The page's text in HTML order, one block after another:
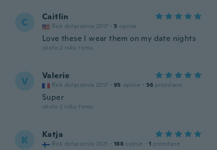
C Caitlin
Rok dołączenia 2017 · 5 opinie
Love these I wear them on my date nights
około 2 roku temu
V Valerie
Rok dołączenia 2017 · 95 opinie · 56 przesłane
Super
około 2 roku temu
K Katja
Rok dołączenia 2021 · 188 opinie · 1 przesłane